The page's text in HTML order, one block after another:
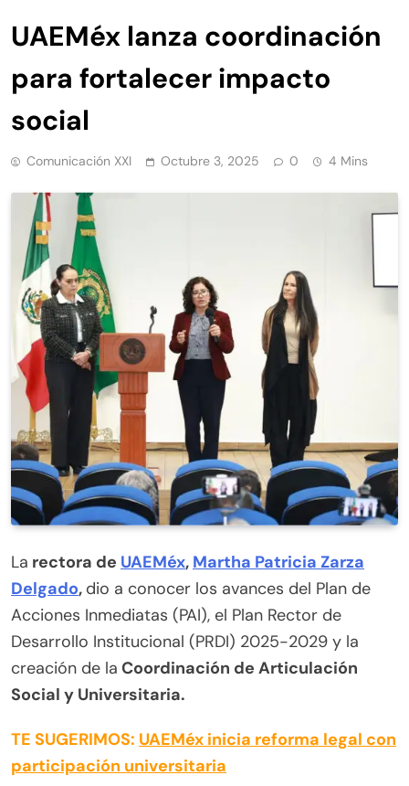
UAEMéx lanza coordinación
para fortalecer impacto
social
Comunicación XXI Octubre 3, 2025 0 4 Mins
La rectora de UAEMéx, Martha Patricia Zarza
Delgado, dio a conocer los avances del Plan de
Acciones Inmediatas (PAI), el Plan Rector de
Desarrollo Institucional (PRDI) 2025-2029 y la
creación de la Coordinación de Articulación
Social y Universitaria.
TE SUGERIMOS: UAEMéx inicia reforma legal con
participación universitaria